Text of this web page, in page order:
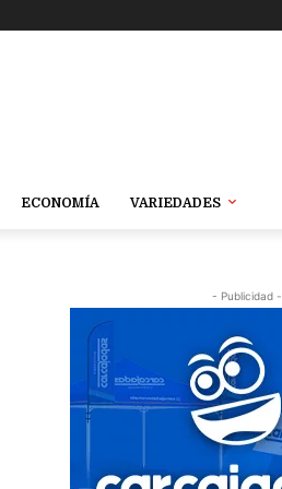
ECONOMÍA VARIEDADES
- Publicidad -